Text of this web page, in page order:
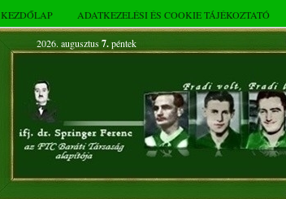
KEZDŐLAP ADATKEZELÉSI ÉS COOKIE TÁJÉKOZTATÓ
2026. augusztus 7.péntek